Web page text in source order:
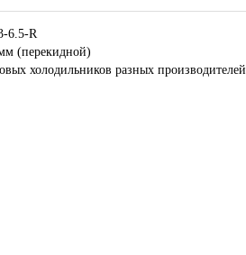
6.5-R
(перекидной)
холодильников разных производителей